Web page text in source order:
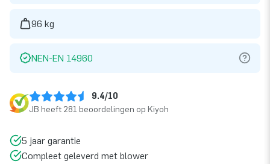
96 kg
NEN-EN 14960
9.4/10
JB heeft 281 beoordelingen op Kiyoh
5 jaar garantie
Compleet geleverd met blower